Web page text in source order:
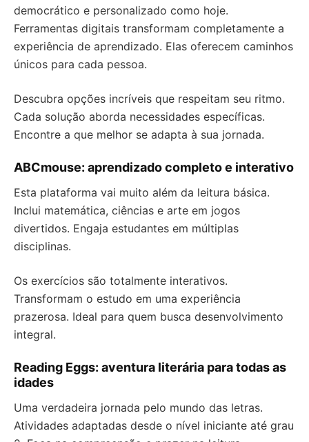
democrático e personalizado como hoje.
Ferramentas digitais transformam completamente a
experiência de aprendizado. Elas oferecem caminhos
únicos para cada pessoa.
Descubra opções incríveis que respeitam seu ritmo.
Cada solução aborda necessidades específicas.
Encontre a que melhor se adapta à sua jornada.
ABCmouse: aprendizado completo e interativo
Esta plataforma vai muito além da leitura básica.
Inclui matemática, ciências e arte em jogos
divertidos. Engaja estudantes em múltiplas
disciplinas.
Os exercícios são totalmente interativos.
Transformam o estudo em uma experiência
prazerosa. Ideal para quem busca desenvolvimento
integral.
Reading Eggs: aventura literária para todas as
idades
Uma verdadeira jornada pelo mundo das letras.
Atividades adaptadas desde o nível iniciante até grau